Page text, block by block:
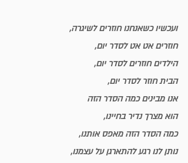
ועכשיו כשאנחנו חוזרים לשיגרה,
חוזרים אט אט לסדר יום,
הילדים חוזרים לסדר יום,
הבית חוזר לסדר יום,
אנו מבינים כמה הסדר הזה
הוא מצרך נדיר בחיינו,
כמה הסדר הזה מאפס אותנו,
נותן לנו רגע להתארגן על עצמנו,